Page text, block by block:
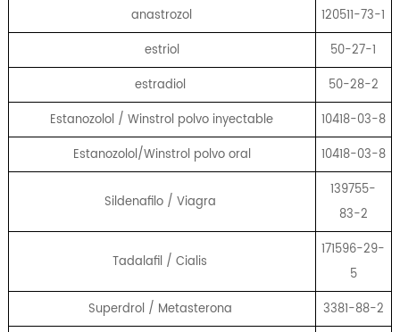
anastrozol
120511-73-1
estriol
50-27-1
estradiol
50-28-2
Estanozolol / Winstrol polvo inyectable
10418-03-8
Estanozolol/Winstrol polvo oral
10418-03-8
Sildenafilo / Viagra
139755-
83-2
Tadalafil / Cialis
171596-29-
5
Superdrol / Metasterona
3381-88-2